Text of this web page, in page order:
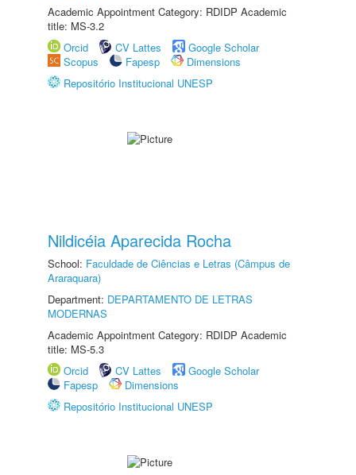
Academic Appointment Category: RDIDP Academic
title: MS-3.2
Orcid
CV Lattes
Google Scholar
Scopus
Fapesp
Dimensions
Repositório Institucional UNESP
Nildicéia Aparecida Rocha
School: Faculdade de Ciências e Letras (Câmpus de
Araraquara)
Department: DEPARTAMENTO DE LETRAS
MODERNAS
Academic Appointment Category: RDIDP Academic
title: MS-5.3
Orcid
CV Lattes
Google Scholar
Fapesp
Dimensions
Repositório Institucional UNESP